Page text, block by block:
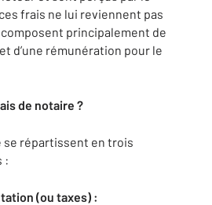
frais ne lui reviennent pas
principalement de
d’une rémunération pour le
de notaire ?
se répartissent en trois
:
(ou taxes) :